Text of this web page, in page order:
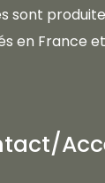
en France